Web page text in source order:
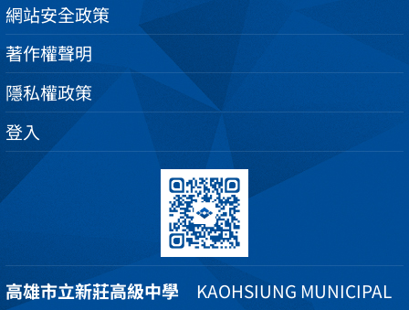
網站安全政策
著作權聲明
隱私權政策
登入
高雄市立新莊高級中學 KAOHSIUNG MUNICIPAL